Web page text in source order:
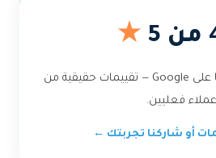
★
متوسط تقييم عملائنا على Google — تقييمات حقيقية من
عملاء فعليين.
أو شاركنا تجربتك ←